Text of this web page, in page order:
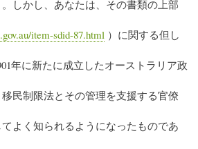
しかし、あなたは、その書類の上部
item-sdid-87.html ）に関する但し
年に新たに成立したオーストラリア政
民制限法とその管理を支援する官僚
よく知られるようになったものであ